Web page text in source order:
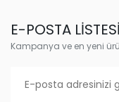
E-POSTA LİSTESİ
Kampanya ve en yeni